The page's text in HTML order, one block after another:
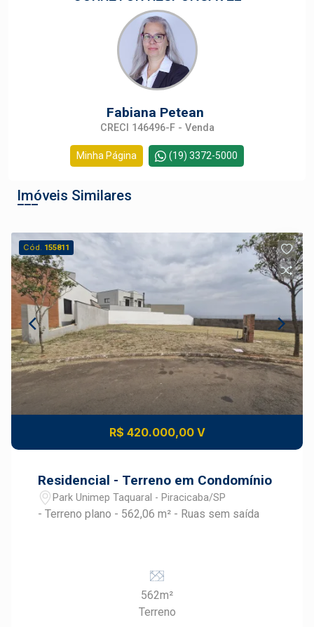
Fabiana Petean
CRECI 146496-F - Venda
Minha Página (19) 3372-5000
Imóveis Similares
Cód. 155811
R$ 420.000,00 V
Residencial - Terreno em Condomínio
Park Unimep Taquaral - Piracicaba/SP
- Terreno plano - 562,06 m² - Ruas sem saída
562m²
Terreno